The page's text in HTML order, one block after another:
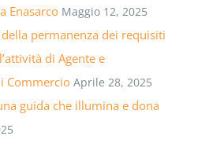
Enasarco Maggio 12, 2025
permanenza dei requisiti
di Agente e
Commercio Aprile 28, 2025
guida che illumina e dona